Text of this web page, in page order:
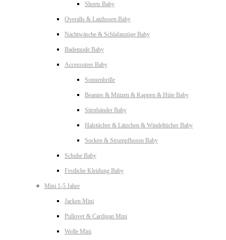
Shorts Baby
Overalls & Latzhosen Baby
Nachtwäsche & Schlafanzüge Baby
Bademode Baby
Accessoires Baby
Sonnenbrille
Beanies & Mützen & Kappen & Hüte Baby
Stirnbänder Baby
Halstücher & Lätzchen & Windeltücher Baby
Socken & Strumpfhosen Baby
Schuhe Baby
Festliche Kleidung Baby
Mini 1-5 Jahre
Jacken Mini
Pullover & Cardigan Mini
Wolle Mini